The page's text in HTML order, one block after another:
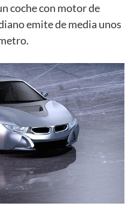
coche con motor de
emite de media unos